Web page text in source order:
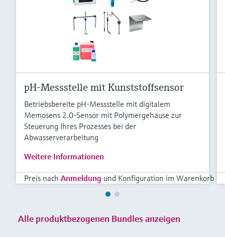
pH-Messstelle mit Kunststoffsensor
Betriebsbereite pH-Messstelle mit digitalem
Memosens 2.0-Sensor mit Polymergehäuse zur
Steuerung Ihres Prozesses bei der
Abwasserverarbeitung
Weitere Informationen
Preis nach Anmeldung und Konfiguration im Warenkorb
Alle produktbezogenen Bundles anzeigen